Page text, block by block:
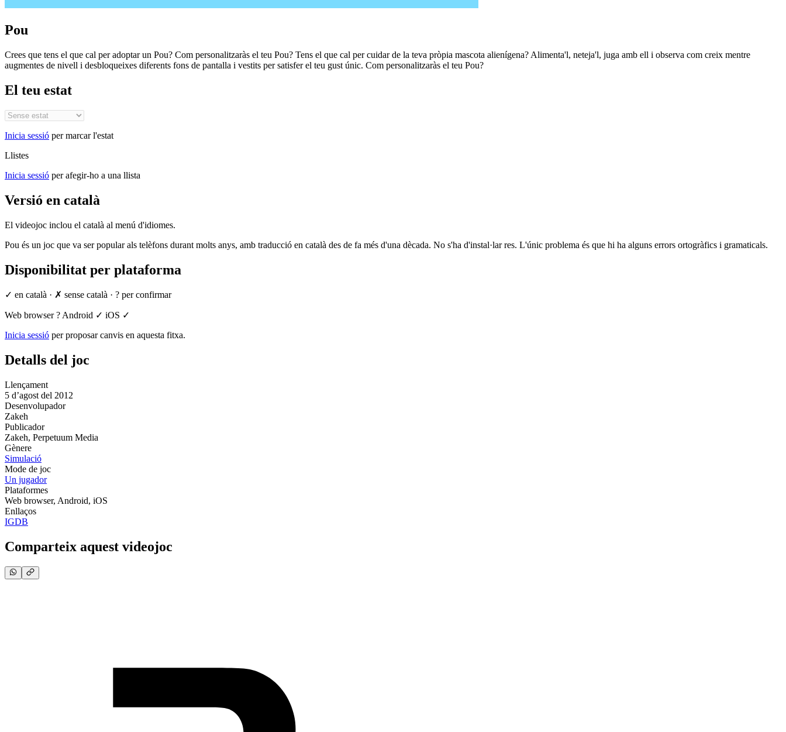
Pou
Crees que tens el que cal per adoptar un Pou? Com personalitzaràs el teu Pou? Tens el que cal per cuidar de la teva pròpia mascota alienígena? Alimenta'l, neteja'l, juga amb ell i observa com creix mentre
augmentes de nivell i desbloqueixes diferents fons de pantalla i vestits per satisfer el teu gust únic. Com personalitzaràs el teu Pou?
El teu estat
Inicia sessió per marcar l'estat
Llistes
Inicia sessió per afegir-ho a una llista
Versió en català
El videojoc inclou el català al menú d'idiomes.
Pou és un joc que va ser popular als telèfons durant molts anys, amb traducció en català des de fa més d'una dècada. No s'ha d'instal·lar res. L'únic problema és que hi ha alguns errors ortogràfics i gramaticals.
Disponibilitat per plataforma
✓ en català · ✗ sense català · ? per confirmar
Web browser ?Android ✓ iOS ✓
Inicia sessió per proposar canvis en aquesta fitxa.
Detalls del joc
Llençament
5 d’agost del 2012
Desenvolupador
Zakeh
Publicador
Zakeh, Perpetuum Media
Gènere
Simulació
Mode de joc
Un jugador
Plataformes
Web browser, Android, iOS
Enllaços
IGDB
Comparteix aquest videojoc